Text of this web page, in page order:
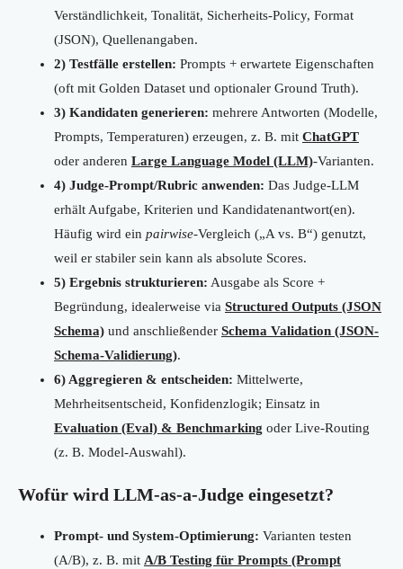
Verständlichkeit, Tonalität, Sicherheits-Policy, Format
(JSON), Quellenangaben.
2) Testfälle erstellen: Prompts + erwartete Eigenschaften
(oft mit Golden Dataset und optionaler Ground Truth).
3) Kandidaten generieren: mehrere Antworten (Modelle,
Prompts, Temperaturen) erzeugen, z. B. mit ChatGPT
oder anderen Large Language Model (LLM)-Varianten.
4) Judge-Prompt/Rubric anwenden: Das Judge-LLM
erhält Aufgabe, Kriterien und Kandidatenantwort(en).
Häufig wird ein pairwise-Vergleich („A vs. B“) genutzt,
weil er stabiler sein kann als absolute Scores.
5) Ergebnis strukturieren: Ausgabe als Score +
Begründung, idealerweise via Structured Outputs (JSON
Schema) und anschließender Schema Validation (JSON-
Schema-Validierung).
6) Aggregieren & entscheiden: Mittelwerte,
Mehrheitsentscheid, Konfidenzlogik; Einsatz in
Evaluation (Eval) & Benchmarking oder Live-Routing
(z. B. Model-Auswahl).
Wofür wird LLM-as-a-Judge eingesetzt?
Prompt- und System-Optimierung: Varianten testen
(A/B), z. B. mit A/B Testing für Prompts (Prompt